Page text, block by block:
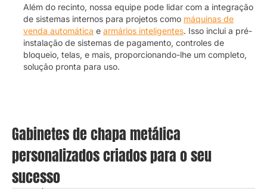
Além do recinto, nossa equipe pode lidar com a integração
de sistemas internos para projetos como máquinas de
venda automática earmários inteligentes. Isso inclui a pré-
instalação de sistemas de pagamento, controles de
bloqueio, telas, e mais, proporcionando-lhe um completo,
solução pronta para uso.
Gabinetes de chapa metálica
personalizados criados para o seu
sucesso